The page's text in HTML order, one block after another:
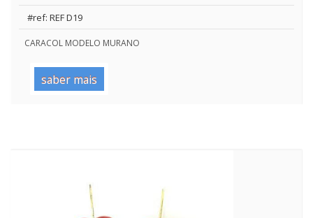
#ref: REF D19
CARACOL MODELO MURANO
saber mais